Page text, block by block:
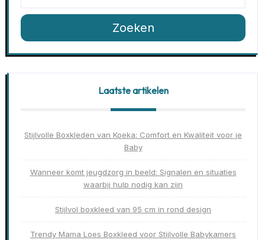
Zoeken
Laatste artikelen
Stijlvolle Boxkleden van Koeka: Comfort en Kwaliteit voor je
Baby
Wanneer komt jeugdzorg in beeld: Signalen en situaties
waarbij hulp nodig kan zijn
Stijlvol boxkleed van 95 cm in rond design
Trendy Mama Loes Boxkleed voor Stijlvolle Babykamers